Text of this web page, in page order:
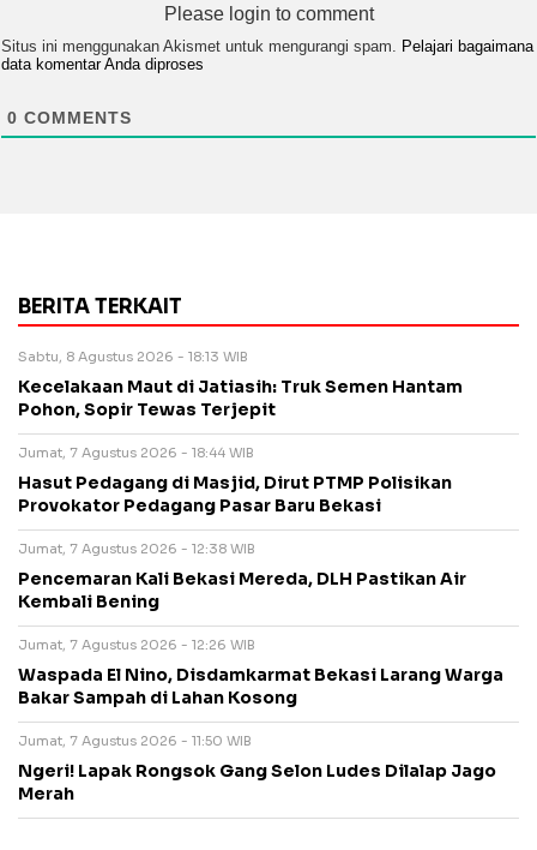
Please login to comment
Situs ini menggunakan Akismet untuk mengurangi spam. Pelajari bagaimana
data komentar Anda diproses
0 COMMENTS
BERITA TERKAIT
Sabtu, 8 Agustus 2026 - 18:13 WIB
Kecelakaan Maut di Jatiasih: Truk Semen Hantam
Pohon, Sopir Tewas Terjepit
Jumat, 7 Agustus 2026 - 18:44 WIB
Hasut Pedagang di Masjid, Dirut PTMP Polisikan
Provokator Pedagang Pasar Baru Bekasi
Jumat, 7 Agustus 2026 - 12:38 WIB
Pencemaran Kali Bekasi Mereda, DLH Pastikan Air
Kembali Bening
Jumat, 7 Agustus 2026 - 12:26 WIB
Waspada El Nino, Disdamkarmat Bekasi Larang Warga
Bakar Sampah di Lahan Kosong
Jumat, 7 Agustus 2026 - 11:50 WIB
Ngeri! Lapak Rongsok Gang Selon Ludes Dilalap Jago
Merah